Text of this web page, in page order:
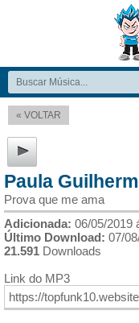
« VOLTAR
Paula
Prova que me ama
Adicionada: 06/05/2019
Último Download: 07/
21.591 Downloads
Link do MP3